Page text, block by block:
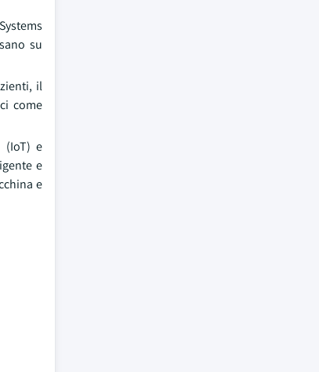
su
il
come
(IoT) e
e
e